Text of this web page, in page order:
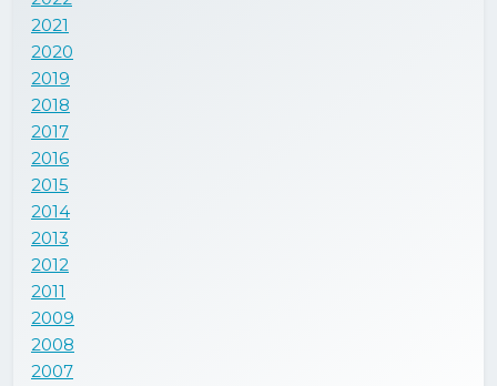
2021
2020
2019
2018
2017
2016
2015
2014
2013
2012
2011
2009
2008
2007